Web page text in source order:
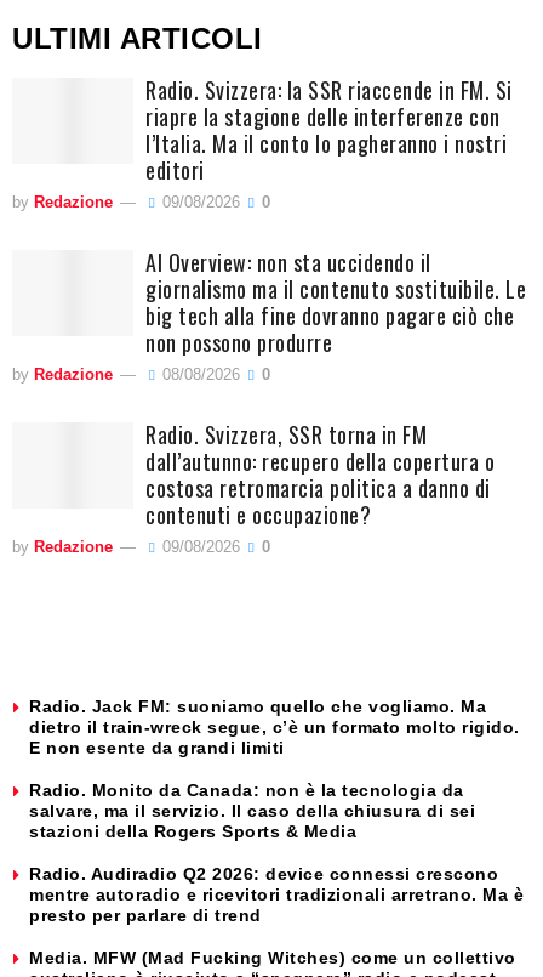
ULTIMI ARTICOLI
Radio. Svizzera: la SSR riaccende in FM. Si
riapre la stagione delle interferenze con
l’Italia. Ma il conto lo pagheranno i nostri
editori
by Redazione 09/08/2026 0
AI Overview: non sta uccidendo il
giornalismo ma il contenuto sostituibile. Le
big tech alla fine dovranno pagare ciò che
non possono produrre
by Redazione 08/08/2026 0
Radio. Svizzera, SSR torna in FM
dall’autunno: recupero della copertura o
costosa retromarcia politica a danno di
contenuti e occupazione?
by Redazione 09/08/2026 0
Radio. Jack FM: suoniamo quello che vogliamo. Ma
dietro il train-wreck segue, c’è un formato molto rigido.
E non esente da grandi limiti
Radio. Monito da Canada: non è la tecnologia da
salvare, ma il servizio. Il caso della chiusura di sei
stazioni della Rogers Sports & Media
Radio. Audiradio Q2 2026: device connessi crescono
mentre autoradio e ricevitori tradizionali arretrano. Ma è
presto per parlare di trend
Media. MFW (Mad Fucking Witches) come un collettivo